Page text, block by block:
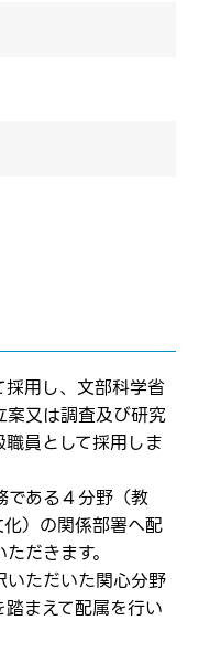
みて
て
す
用し、文部科学省
又は調査及び研究
員として採用しま
である４分野（教
）の関係部署へ配
だきます。
いただいた関心分野
まえて配属を行い